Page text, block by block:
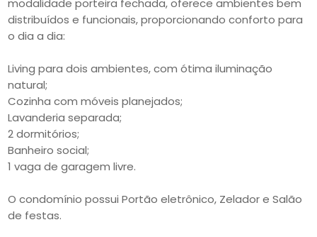
modalidade porteira fechada, oferece ambientes bem
distribuídos e funcionais, proporcionando conforto para
o dia a dia:
Living para dois ambientes, com ótima iluminação
natural;
Cozinha com móveis planejados;
Lavanderia separada;
2 dormitórios;
Banheiro social;
1 vaga de garagem livre.
O condomínio possui Portão eletrônico, Zelador e Salão
de festas.